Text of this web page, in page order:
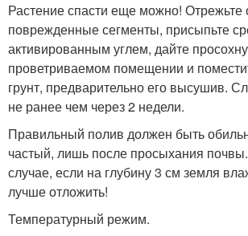
Растение спасти еще можно!
поврежденные сегменты, присыпьте
активированным углем, дайте
проветриваемом помещении и
грунт, предварительно его высушив.
не ранее чем через 2 недели.
Правильный полив должен быть
частый, лишь после просыхания
случае, если на глубину 3 см земля
лучше отложить!
Температурный режим.